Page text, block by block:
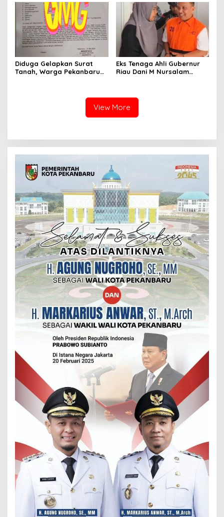
Teluk Mata Ikan
Diduga Gelapkan Surat
Tanah, Warga Pekanbaru
Eks Tenaga Ahli Gubernur
Riau Dani M Nursalam
Ikhlas!”.
View More